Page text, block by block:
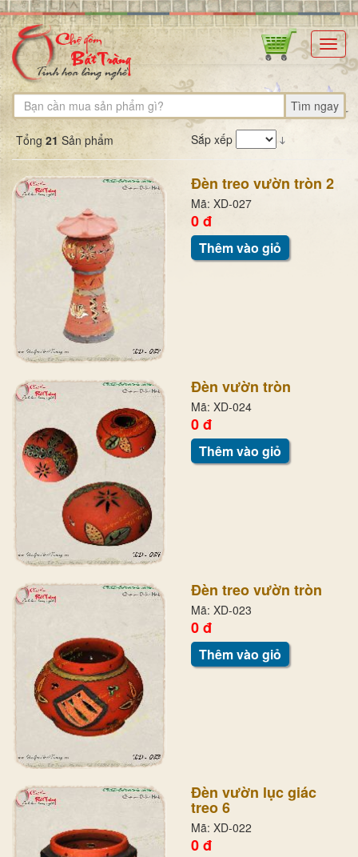
Tìm ngay
Tổng21Sản phẩm Sắp xếp
Đèn treo vườn tròn 2
Mã: XD-027
0 đ
Thêm vào giỏ
Đèn vườn tròn
Mã: XD-024
0 đ
Thêm vào giỏ
Đèn treo vườn tròn
Mã: XD-023
0 đ
Thêm vào giỏ
Đèn vườn lục giác
treo 6
Mã: XD-022
0 đ